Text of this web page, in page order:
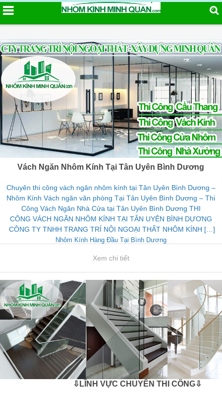
Vách Ngăn Nhôm Kính Tại Tân Uyên Bình Dương
Chuyên thi công vách ngăn nhôm kính tại Tân Uyên Bình Dương –
Nhôm Kính Vách ngăn văn phòng Tại Tân Uyên Bình Dương – Thi
Công Vách Ngăn Nhà Cửa tại Tân Uyên Bình Dương THI
CÔNG VÁCH NGĂN NHÔM KÍNH TẠI TÂN UYÊN BÌNH DƯƠNG
CÔNG TY TNHH TRANG TRÍ NỘI NGOẠI THẤT NHÔM KÍNH […]
Nhôm Kính Hàng Đầu Tại Bình Dương
Xem chi tiết
⇩LĨNH VỰC CHUYÊN THI CÔNG⇩